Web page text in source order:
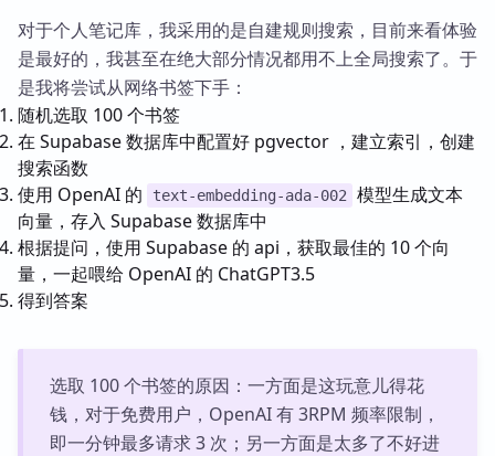
对于个人笔记库，我采用的是自建规则搜索，目前来看体验
是最好的，我甚至在绝大部分情况都用不上全局搜索了。于
是我将尝试从网络书签下手：
随机选取 100 个书签
在 Supabase 数据库中配置好 pgvector ，建立索引，创建
搜索函数
使用 OpenAI 的
text-embedding-ada-002
模型生成文本
向量，存入 Supabase 数据库中
根据提问，使用 Supabase 的 api，获取最佳的 10 个向
量，一起喂给 OpenAI 的 ChatGPT3.5
得到答案
选取 100 个书签的原因：一方面是这玩意儿得花
钱，对于免费用户，OpenAI 有 3RPM 频率限制，
即一分钟最多请求 3 次；另一方面是太多了不好进